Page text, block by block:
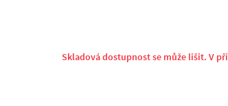
Skladová dostupnost se může lišit. V